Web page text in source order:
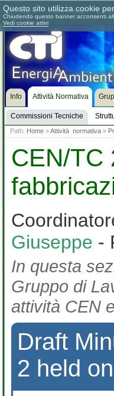
Chi siamo Dove siamo
Info Attività Normativa
Commissioni Tecniche
Path: Home »Attività normativa »
CEN/TC
Giuseppe -
In questa
Gruppo di
attività CEN
Draft
2 held
Questo sito utilizza cookie
Chiudendo questo banner acconsenti
Vedi cookie attivi